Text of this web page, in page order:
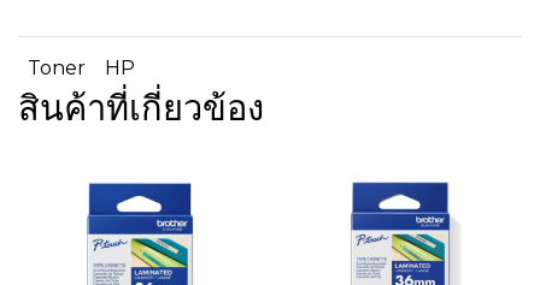
Toner HP
สินค้าที่เกี่ยวข้อง